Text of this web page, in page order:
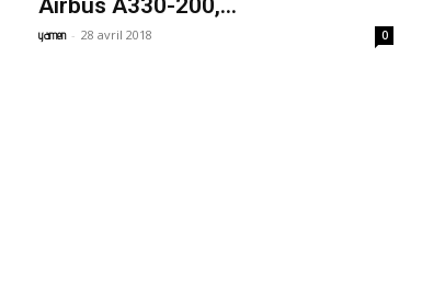
Airbus A330-200,...
yamen - 28 avril 2018 0